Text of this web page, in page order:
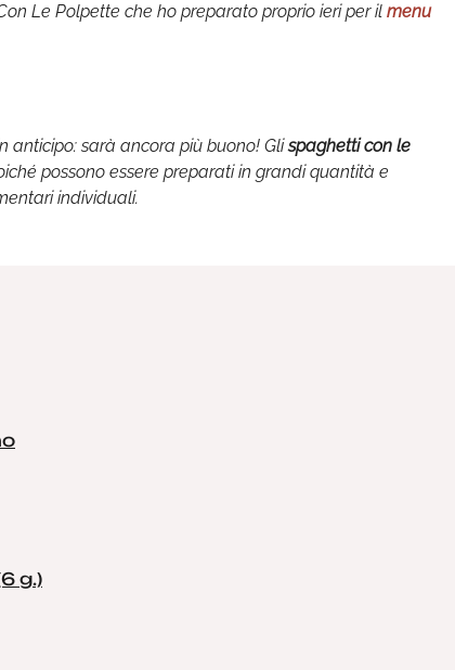
Le Polpette che ho preparato proprio ieri per il menu
anticipo: sarà ancora più buono! Glispaghetti con le
possono essere preparati in grandi quantità e
individuali.
g.)